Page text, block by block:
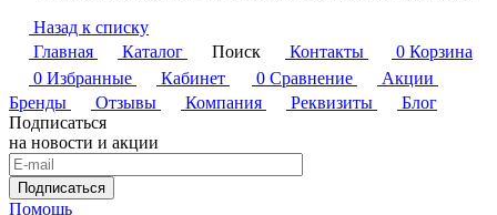
Назад к списку
Главная
Каталог Поиск Контакты 0 Корзина
0 Избранные Кабинет 0 Сравнение
Акции
Бренды
Отзывы Компания Реквизиты
Блог
Подписаться
на новости и акции
Подписаться
Помощь